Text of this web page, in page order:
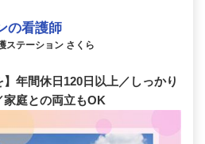
の看護師
テーション さくら
】年間休日120日以上／しっかり
家庭との両立もOK